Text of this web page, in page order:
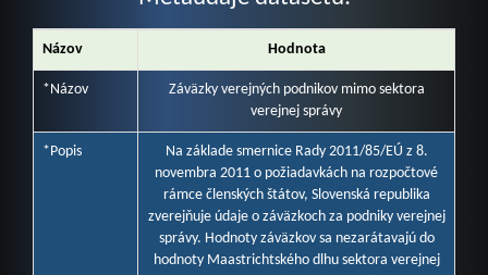
Názov Hodnota
*Názov
Záväzky verejných podnikov mimo sektora
verejnej správy
*Popis
Na základe smernice Rady 2011/85/EÚ z 8.
novembra 2011 o požiadavkách na rozpočtové
rámce členských štátov, Slovenská republika
zverejňuje údaje o záväzkoch za podniky verejnej
správy. Hodnoty záväzkov sa nezarátavajú do
hodnoty Maastrichtského dlhu sektora verejnej